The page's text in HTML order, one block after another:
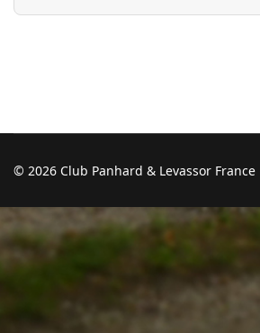
© 2026 Club Panhard & Levassor France